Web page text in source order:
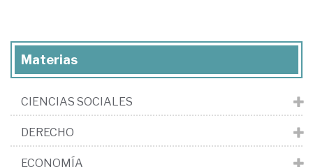
Materias
CIENCIAS SOCIALES
DERECHO
ECONOMÍA